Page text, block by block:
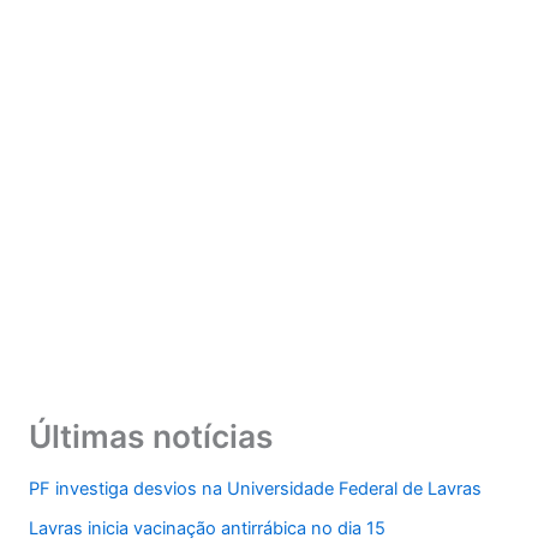
Últimas notícias
PF investiga desvios na Universidade Federal de Lavras
Lavras inicia vacinação antirrábica no dia 15